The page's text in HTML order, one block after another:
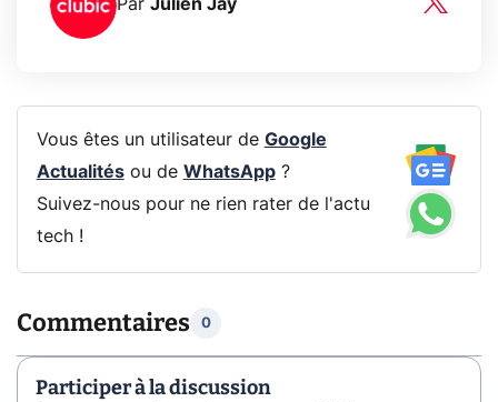
Par Julien Jay
Vous êtes un utilisateur de Google
Actualitésou de WhatsApp?
Suivez-nous pour ne rien rater de l'actu
tech !
Commentaires 0
Participer à la discussion